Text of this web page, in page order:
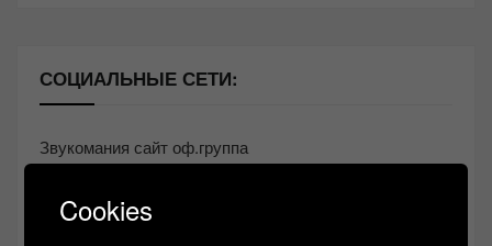
СОЦИАЛЬНЫЕ СЕТИ:
Звукомания сайт оф.группа
Контакт
Cookies